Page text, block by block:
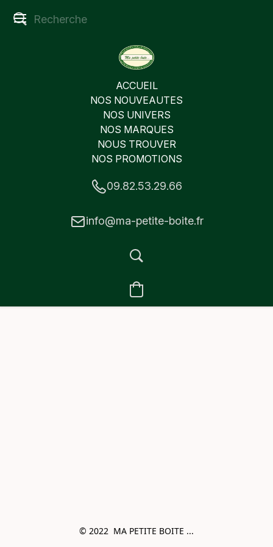
ACCUEIL
NOS NOUVEAUTES
NOS UNIVERS
NOS MARQUES
NOUS TROUVER
NOS PROMOTIONS
09.82.53.29.66
info@ma-petite-boite.fr
© 2022  MA PETITE BOITE ...